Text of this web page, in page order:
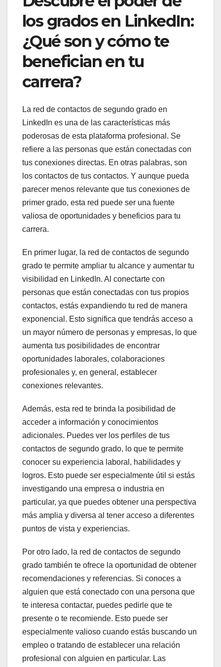
los grados en LinkedIn:
¿Qué son y cómo te
benefician en tu
carrera?
La red de contactos de segundo grado en
LinkedIn es una de las características más
poderosas de esta plataforma profesional. Se
refiere a las personas que están conectadas con
tus conexiones directas. En otras palabras, son
los contactos de tus contactos. Y aunque pueda
parecer menos relevante que tus conexiones de
primer grado, esta red puede ser una fuente
valiosa de oportunidades y beneficios para tu
carrera.
En primer lugar, la red de contactos de segundo
grado te permite ampliar tu alcance y aumentar tu
visibilidad en LinkedIn. Al conectarte con
personas que están conectadas con tus propios
contactos, estás expandiendo tu red de manera
exponencial. Esto significa que tendrás acceso a
un mayor número de personas y empresas, lo que
aumenta tus posibilidades de encontrar
oportunidades laborales, colaboraciones
profesionales y, en general, establecer
conexiones relevantes.
Además, esta red te brinda la posibilidad de
acceder a información y conocimientos
adicionales. Puedes ver los perfiles de tus
contactos de segundo grado, lo que te permite
conocer su experiencia laboral, habilidades y
logros. Esto puede ser especialmente útil si estás
investigando una empresa o industria en
particular, ya que puedes obtener una perspectiva
más amplia y diversa al tener acceso a diferentes
puntos de vista y experiencias.
Por otro lado, la red de contactos de segundo
grado también te ofrece la oportunidad de obtener
recomendaciones y referencias. Si conoces a
alguien que está conectado con una persona que
te interesa contactar, puedes pedirle que te
presente o te recomiende. Esto puede ser
especialmente valioso cuando estás buscando un
empleo o tratando de establecer una relación
profesional con alguien en particular. Las